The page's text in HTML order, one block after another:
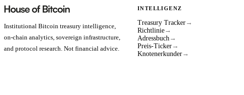
Institutional Bitcoin treasury intelligence,
on-chain analytics, sovereign infrastructure,
and protocol research. Not financial advice.
INTELLIGENZ
Treasury Tracker →
Richtlinie →
Adressbuch →
Preis-Ticker →
Knotenerkunder →